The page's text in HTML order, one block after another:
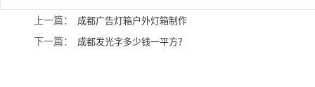
上一篇： 成都广告灯箱户外灯箱制作
下一篇： 成都发光字多少钱一平方？